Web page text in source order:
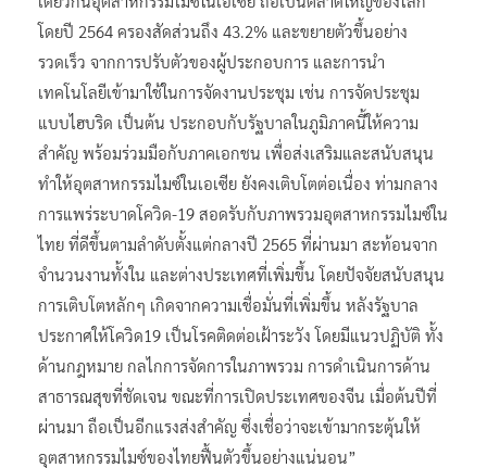
โดยปี 2564 ครองสัดส่วนถึง 43.2% และขยายตัวขึ้นอย่าง
รวดเร็ว จากการปรับตัวของผู้ประกอบการ และการนำ
เทคโนโลยีเข้ามาใช้ในการจัดงานประชุม เช่น การจัดประชุม
แบบไฮบริด เป็นต้น ประกอบกับรัฐบาลในภูมิภาคนี้ให้ความ
สำคัญ พร้อมร่วมมือกับภาคเอกชน เพื่อส่งเสริมและสนับสนุน
ทำให้อุตสาหกรรมไมซ์ในเอเซีย ยังคงเติบโตต่อเนื่อง ท่ามกลาง
การแพร่ระบาดโควิด-19 สอดรับกับภาพรวมอุตสาหกรรมไมซ์ใน
ไทย ที่ดีขึ้นตามลำดับตั้งแต่กลางปี 2565 ที่ผ่านมา สะท้อนจาก
จำนวนงานทั้งใน และต่างประเทศที่เพิ่มขึ้น โดยปัจจัยสนับสนุน
การเติบโตหลักๆ เกิดจากความเชื่อมั่นที่เพิ่มขึ้น หลังรัฐบาล
ประกาศให้โควิด19 เป็นโรคติดต่อเฝ้าระวัง โดยมีแนวปฏิบัติ ทั้ง
ด้านกฎหมาย กลไกการจัดการในภาพรวม การดำเนินการด้าน
สาธารณสุขที่ชัดเจน ขณะที่การเปิดประเทศของจีน เมื่อต้นปีที่
ผ่านมา ถือเป็นอีกแรงส่งสำคัญ ซึ่งเชื่อว่าจะเข้ามากระตุ้นให้
อุตสาหกรรมไมซ์ของไทยฟื้นตัวขึ้นอย่างแน่นอน”